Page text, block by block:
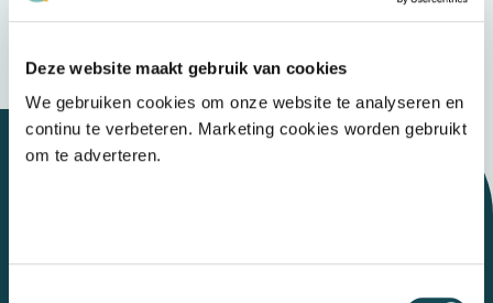
Deze website maakt gebruik van cookies
We gebruiken cookies om onze website te analyseren en
continu te verbeteren. Marketing cookies worden gebruikt
om te adverteren.